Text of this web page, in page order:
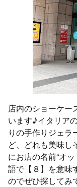
店内のショーケー
います♪イタリア
りの手作りジェ
ど、どれも美味
にお店の名前“オ
語で【８】を意味
のでぜひ探して